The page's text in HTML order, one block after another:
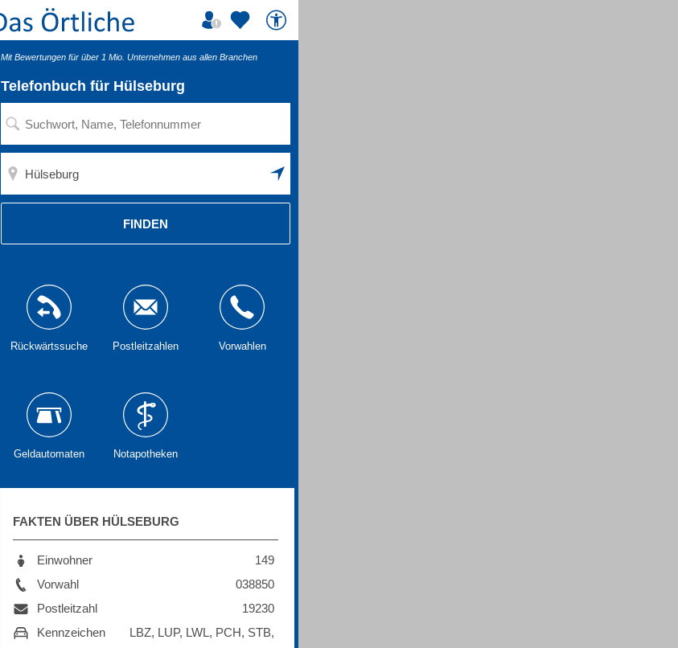
Mit Bewertungen für über 1 Mio. Unternehmen aus allen Branchen
Telefonbuch für Hülseburg
FINDEN
Rückwärtssuche Postleitzahlen Vorwahlen
Geldautomaten Notapotheken
FAKTEN ÜBER HÜLSEBURG
Einwohner
149
Vorwahl
038850
Postleitzahl
19230
Kennzeichen
LBZ, LUP, LWL, PCH, STB,